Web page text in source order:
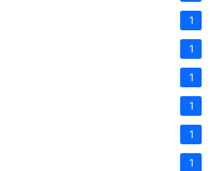
1
1
1
1
1
1